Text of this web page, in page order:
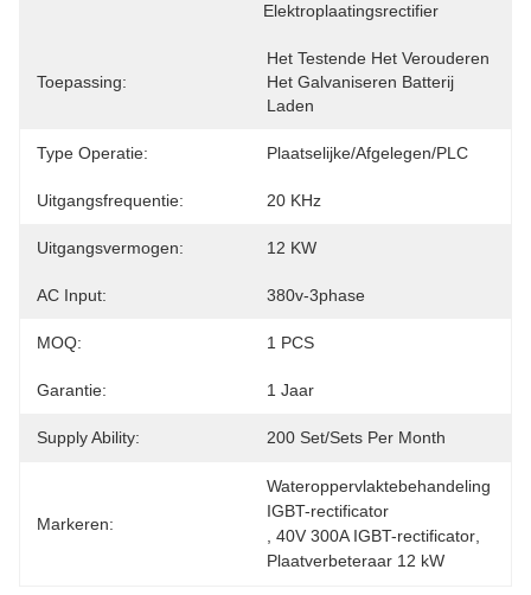
Elektroplaatingsrectifier
Toepassing:
Het Testende Het Verouderen
Het Galvaniseren Batterij
Laden
Type Operatie: Plaatselijke/afgelegen/PLC
Uitgangsfrequentie: 20 KHz
Uitgangsvermogen: 12 KW
AC Input: 380v-3phase
MOQ: 1 PCS
Garantie: 1 Jaar
Supply Ability: 200 Set/Sets Per Month
Markeren:
Wateroppervlaktebehandeling
IGBT-rectificator
40V 300A IGBT-rectificator
Plaatverbeteraar 12 kW